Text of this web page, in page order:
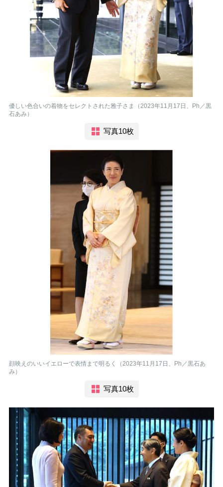
優しい色合いの着物をセレクトされた雅子さま（2023年11月17日、Ph／黒
石あみ）
写真10枚
顔映えのいいイエローで表情まで明るく（2023年11月17日、Ph／黒石あ
み）
写真10枚